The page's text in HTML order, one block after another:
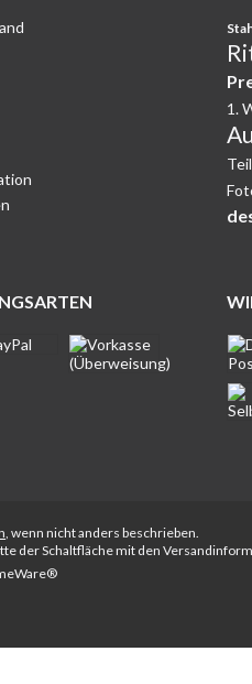
1.
, wenn nicht anders beschrieben.
der Schaltfläche mit den